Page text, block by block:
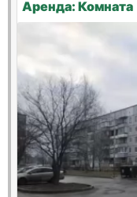
Аренда: Комната